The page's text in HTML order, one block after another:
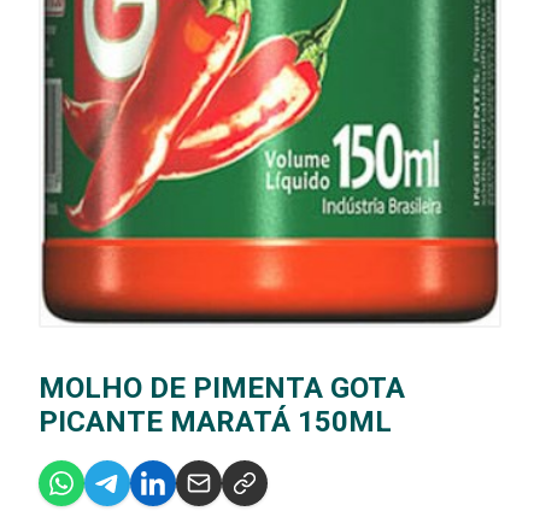
MOLHO DE PIMENTA GOTA
PICANTE MARATÁ 150ML